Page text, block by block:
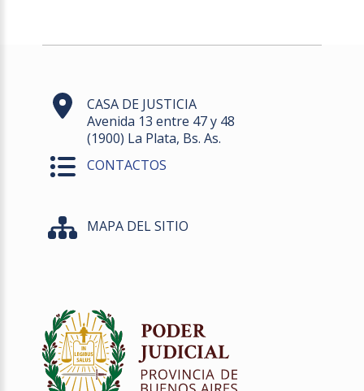
CASA DE JUSTICIA
Avenida 13 entre 47 y 48
(1900) La Plata, Bs. As.
CONTACTOS
MAPA DEL SITIO